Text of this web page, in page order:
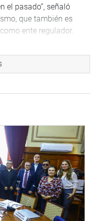
el pasado”, señaló
que también es
ente regulador.
Enrique Silva. Refirió
de la actividad
también Wálter
de Servicios de
Aguirre, decana del
Lima. Ellos también se
un carácter
en tanto que la
darse a través de las
en las que trabajan sus